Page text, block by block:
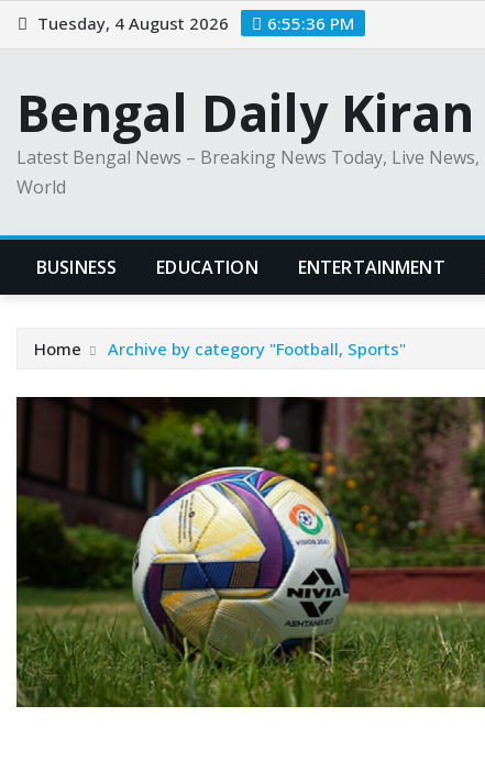
Skip
to
Tuesday, 4 August 2026 6:55:37 PM
Bengal Daily Kiran
Latest Bengal News – Breaking News Today, Live News,
World
BUSINESS EDUCATION ENTERTAINMENT
Home Archive by category "Football, Sports"